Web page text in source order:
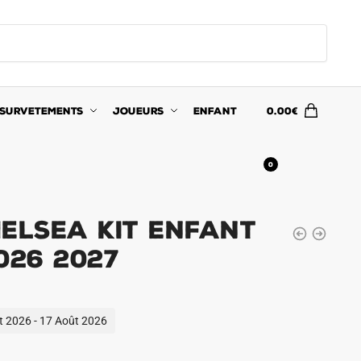
JOUEURS ENFANT 0.00€
0
Kit Enfant
2027
2026 - 17 Août 2026